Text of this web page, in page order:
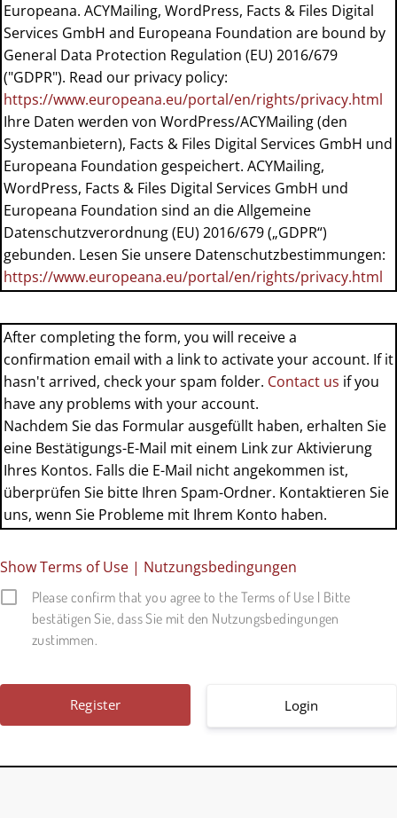
Europeana. ACYMailing, WordPress, Facts & Files Digital
Services GmbH and Europeana Foundation are bound by
General Data Protection Regulation (EU) 2016/679
("GDPR"). Read our privacy policy:
https://www.europeana.eu/portal/en/rights/privacy.html
Ihre Daten werden von WordPress/ACYMailing (den
Systemanbietern), Facts & Files Digital Services GmbH und
Europeana Foundation gespeichert. ACYMailing,
WordPress, Facts & Files Digital Services GmbH und
Europeana Foundation sind an die Allgemeine
Datenschutzverordnung (EU) 2016/679 („GDPR“)
gebunden. Lesen Sie unsere Datenschutzbestimmungen:
https://www.europeana.eu/portal/en/rights/privacy.html
After completing the form, you will receive a
confirmation email with a link to activate your account. If it
hasn't arrived, check your spam folder. Contact us if you
have any problems with your account.
Nachdem Sie das Formular ausgefüllt haben, erhalten Sie
eine Bestätigungs-E-Mail mit einem Link zur Aktivierung
Ihres Kontos. Falls die E-Mail nicht angekommen ist,
überprüfen Sie bitte Ihren Spam-Ordner. Kontaktieren Sie
uns, wenn Sie Probleme mit Ihrem Konto haben.
Show Terms of Use | Nutzungsbedingungen
Please confirm that you agree to the Terms of Use | Bitte
bestätigen Sie, dass Sie mit den Nutzungsbedingungen
zustimmen.
Login